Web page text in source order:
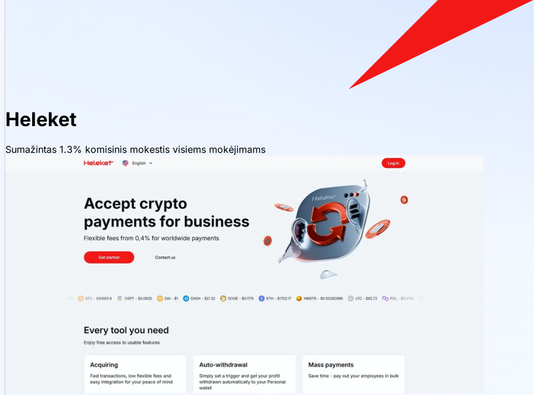
Heleket
Sumažintas 1.3% komisinis mokestis visiems mokėjimams